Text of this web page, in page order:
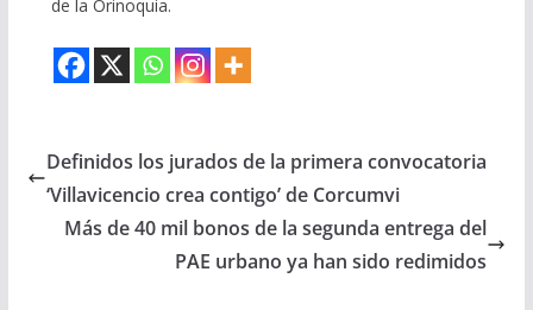
de la Orinoquia.
Definidos los jurados de la primera convocatoria
‘Villavicencio crea contigo’ de Corcumvi
Más de 40 mil bonos de la segunda entrega del
PAE urbano ya han sido redimidos